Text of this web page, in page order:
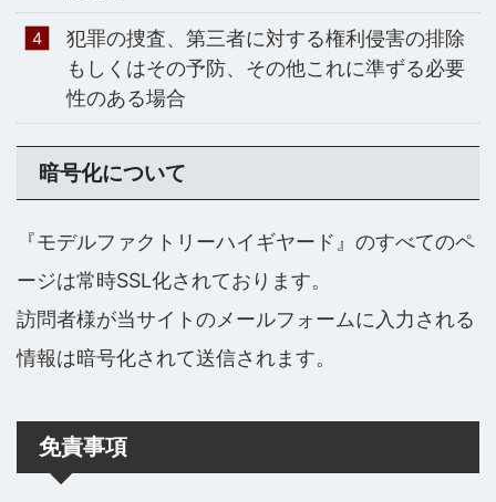
犯罪の捜査、第三者に対する権利侵害の排除
もしくはその予防、その他これに準ずる必要
性のある場合
暗号化について
『モデルファクトリーハイギヤード』のすべてのペ
ージは常時SSL化されております。
訪問者様が当サイトのメールフォームに入力される
情報は暗号化されて送信されます。
免責事項